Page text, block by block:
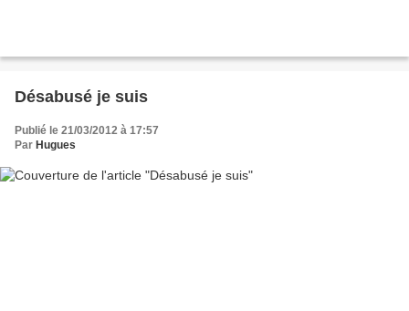
Désabusé je suis
Publié le 21/03/2012 à 17:57
Par Hugues